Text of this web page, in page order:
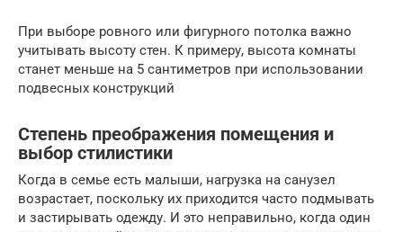
При выборе ровного или фигурного потолка важно
учитывать высоту стен. К примеру, высота комнаты
станет меньше на 5 сантиметров при использовании
подвесных конструкций
Степень преображения помещения и
выбор стилистики
Когда в семье есть малыши, нагрузка на санузел
возрастает, поскольку их приходится часто подмывать
и застирывать одежду. И это неправильно, когда один